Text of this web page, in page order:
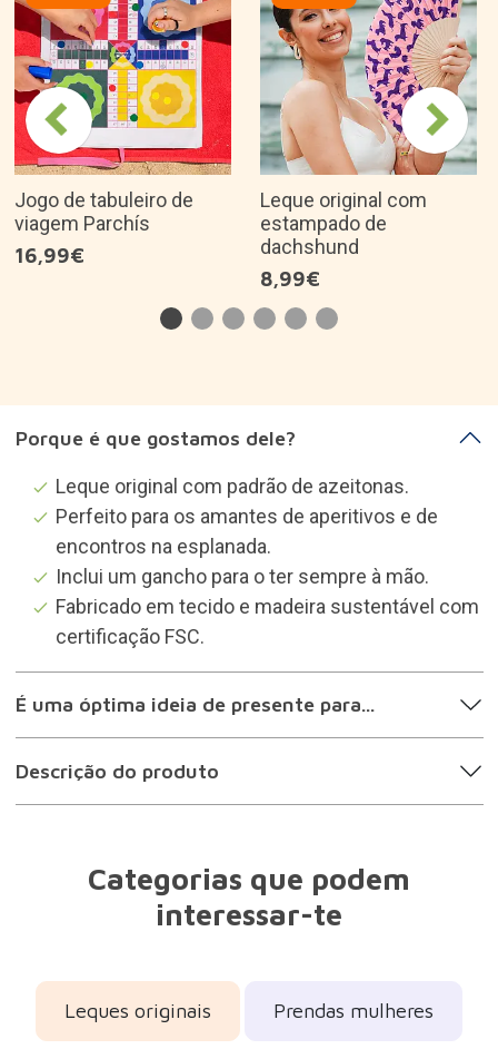
Jogo de tabuleiro de
viagem Parchís
16,99€
Leque original com
estampado de
dachshund
8,99€
Porque é que gostamos dele?
Leque original com padrão de azeitonas.
Perfeito para os amantes de aperitivos e de
encontros na esplanada.
Inclui um gancho para o ter sempre à mão.
Fabricado em tecido e madeira sustentável com
certificação FSC.
É uma óptima ideia de presente para...
Descrição do produto
Categorias que podem
interessar-te
Leques originais Prendas mulheres